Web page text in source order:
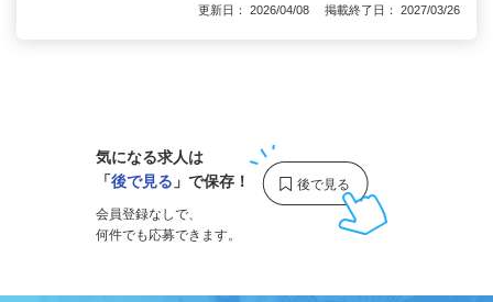
更新日： 2026/04/08 掲載終了日： 2027/03/26
気になる求人は
「後で見る 」で保存！
会員登録なしで、
何件でも応募できます。